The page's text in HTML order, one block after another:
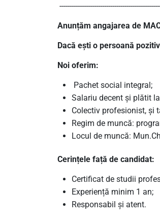
Anunțăm angajarea de
Dacă ești o persoană
Noi oferim:
Pachet social integral;
Salariu decent și plătit
Colectiv profesionist, și
Regim de muncă:
Locul de muncă:
Cerințele față de candidat:
Certificat de studii
Experiență minim 1 an;
Responsabil și atent.